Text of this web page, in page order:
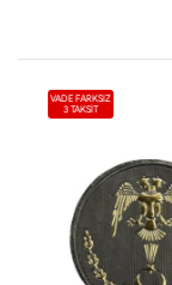
VADE FARKSIZ
3 TAKSİT